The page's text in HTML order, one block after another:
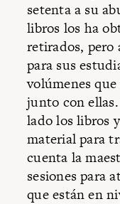
setenta a su
libros los ha
retirados, pero
para sus
volúmenes
junto con
lado los libros
material para
cuenta la
sesiones para
que están en